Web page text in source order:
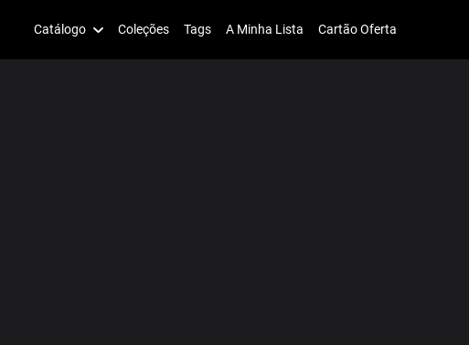
Catálogo Coleções Tags A Minha Lista Cartão Oferta